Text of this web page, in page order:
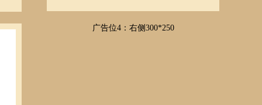
广告位4：右侧300*250